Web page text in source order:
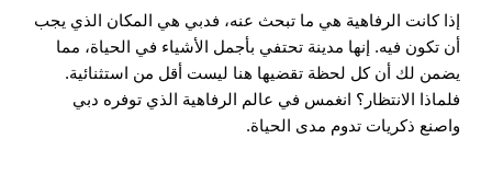
إذا كانت الرفاهية هي ما تبحث عنه، فدبي هي المكان الذي يجب
أن تكون فيه. إنها مدينة تحتفي بأجمل الأشياء في الحياة، مما
يضمن لك أن كل لحظة تقضيها هنا ليست أقل من استثنائية.
فلماذا الانتظار؟ انغمس في عالم الرفاهية الذي توفره دبي
واصنع ذكريات تدوم مدى الحياة.